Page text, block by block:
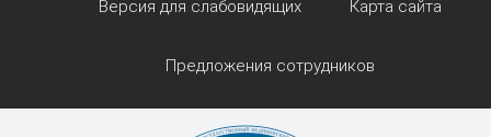
Версия для слабовидящих Карта сайта
Предложения сотрудников